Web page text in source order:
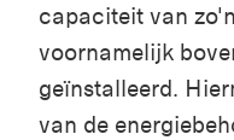
capaciteit van zo'n
voornamelijk bove
geïnstalleerd.
van de